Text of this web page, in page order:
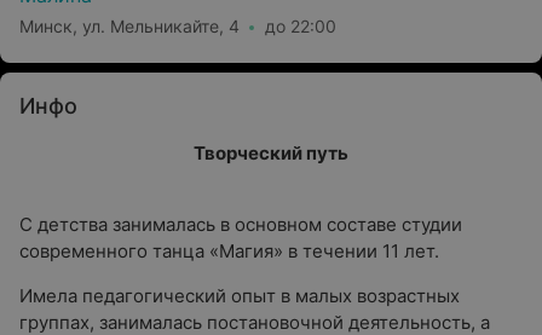
Минск, ул. Мельникайте, 4 до 22:00
Инфо
Творческий путь
С детства занималась в основном составе студии
современного танца «Магия» в течении 11 лет.
Имела педагогический опыт в малых возрастных
группах, занималась постановочной деятельность, а